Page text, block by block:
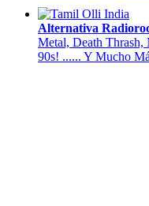
Alternativa
Metal, Death Thrash,
90s! ...... Y Mucho